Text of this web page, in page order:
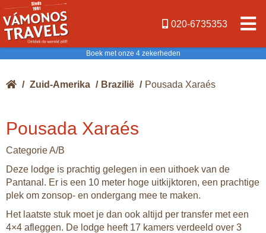
020-6735353
Boek met onze 4 zekerheden
/ Zuid-Amerika / Brazilië / Pousada Xaraés
Pousada Xaraés
Categorie A/B
Deze lodge is prachtig gelegen in een uithoek van de
Pantanal. Er is een 10 meter hoge uitkijktoren, een prachtige
plek om zonsop- en ondergang mee te maken.
Het laatste stuk moet je dan ook altijd per transfer met een
4×4 afleggen. De lodge heeft 17 kamers verdeeld over 3